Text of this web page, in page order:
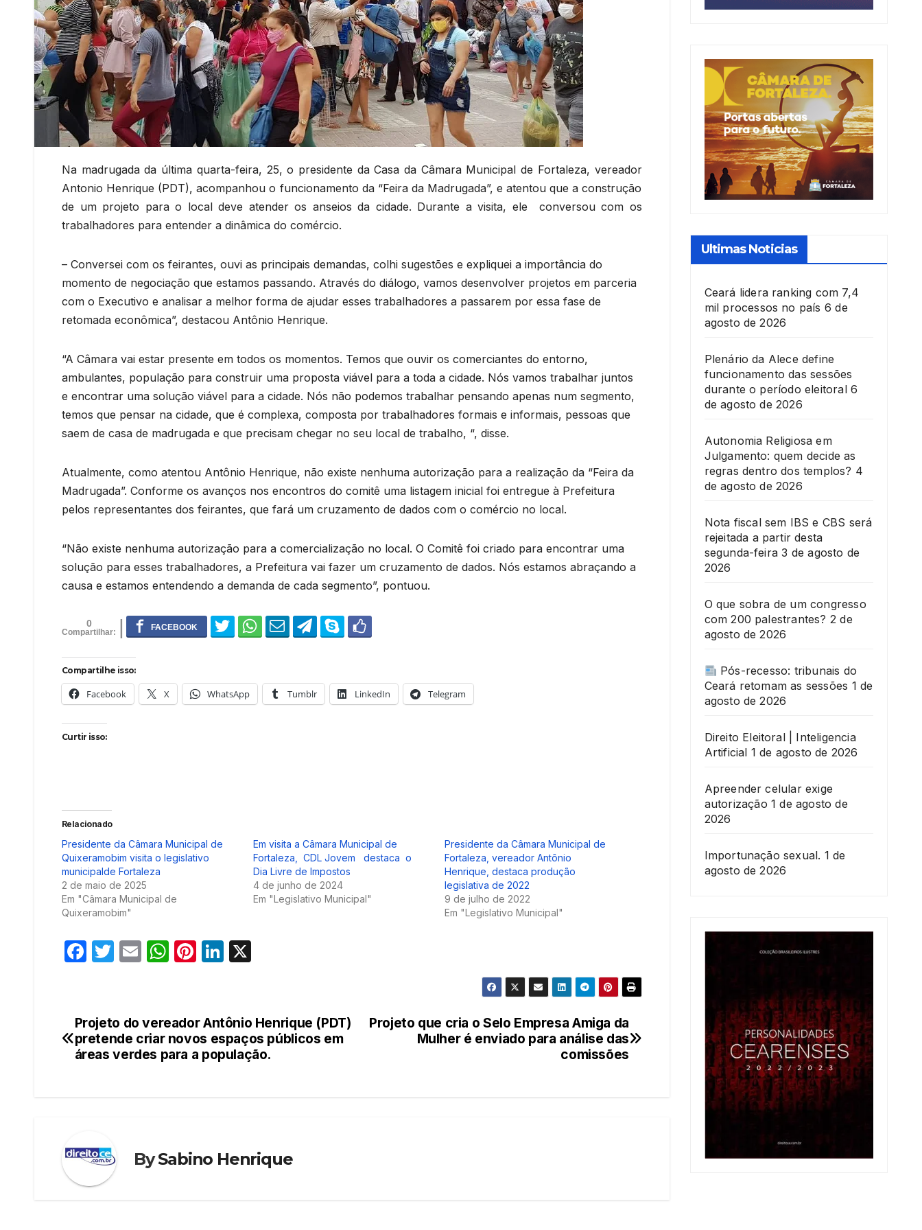
Na madrugada da última quarta-feira, 25, o presidente da Casa da Câmara Municipal de Fortaleza, vereador
Antonio Henrique (PDT), acompanhou o funcionamento da “Feira da Madrugada”, e atentou que a construção
de um projeto para o local deve atender os anseios da cidade. Durante a visita, ele conversou com os
trabalhadores para entender a dinâmica do comércio.
– Conversei com os feirantes, ouvi as principais demandas, colhi sugestões e expliquei a importância do
momento de negociação que estamos passando. Através do diálogo, vamos desenvolver projetos em parceria
com o Executivo e analisar a melhor forma de ajudar esses trabalhadores a passarem por essa fase de
retomada econômica”, destacou Antônio Henrique.
“A Câmara vai estar presente em todos os momentos. Temos que ouvir os comerciantes do entorno,
ambulantes, população para construir uma proposta viável para a toda a cidade. Nós vamos trabalhar juntos
e encontrar uma solução viável para a cidade. Nós não podemos trabalhar pensando apenas num segmento,
temos que pensar na cidade, que é complexa, composta por trabalhadores formais e informais, pessoas que
saem de casa de madrugada e que precisam chegar no seu local de trabalho, “, disse.
Atualmente, como atentou Antônio Henrique, não existe nenhuma autorização para a realização da “Feira da
Madrugada”. Conforme os avanços nos encontros do comitê uma listagem inicial foi entregue à Prefeitura
pelos representantes dos feirantes, que fará um cruzamento de dados com o comércio no local.
“Não existe nenhuma autorização para a comercialização no local. O Comitê foi criado para encontrar uma
solução para esses trabalhadores, a Prefeitura vai fazer um cruzamento de dados. Nós estamos abraçando a
causa e estamos entendendo a demanda de cada segmento”, pontuou.
0
Compartilhe isso:
Facebook X WhatsApp Tumblr LinkedIn Telegram
Curtir isso:
Relacionado
Presidente da Câmara Municipal de
Quixeramobim visita o legislativo
municipalde Fortaleza
2 de maio de 2025
Em "Câmara Municipal de
Quixeramobim"
Em visita a Câmara Municipal de
Fortaleza, CDL Jovem destaca o
Dia Livre de Impostos
4 de junho de 2024
Em "Legislativo Municipal"
Presidente da Câmara Municipal de
Fortaleza, vereador Antônio
Henrique, destaca produção
legislativa de 2022
9 de julho de 2022
Em "Legislativo Municipal"
F
e
b
o
T
er
E
W
s
A
p
Pi
e
st
Li
e
dI
n
Navegação
de
Projeto que cria o Selo Empresa Amiga da
Mulher é enviado para análise das
comissões
Projeto do vereador Antônio Henrique (PDT)
pretende criar novos espaços públicos em
áreas verdes para a população.
BySabino Henrique
Ultimas Noticias
Ceará lidera ranking com 7,4
mil processos no país 6 de
agosto de 2026
Plenário da Alece define
funcionamento das sessões
durante o período eleitoral 6
de agosto de 2026
Autonomia Religiosa em
Julgamento: quem decide as
regras dentro dos templos? 4
de agosto de 2026
Nota fiscal sem IBS e CBS será
rejeitada a partir desta
segunda-feira 3 de agosto de
2026
O que sobra de um congresso
com 200 palestrantes? 2 de
agosto de 2026
Pós-recesso: tribunais do
Ceará retomam as sessões 1 de
agosto de 2026
Direito Eleitoral | Inteligencia
Artificial 1 de agosto de 2026
Apreender celular exige
autorização 1 de agosto de
2026
Importunação sexual. 1 de
agosto de 2026